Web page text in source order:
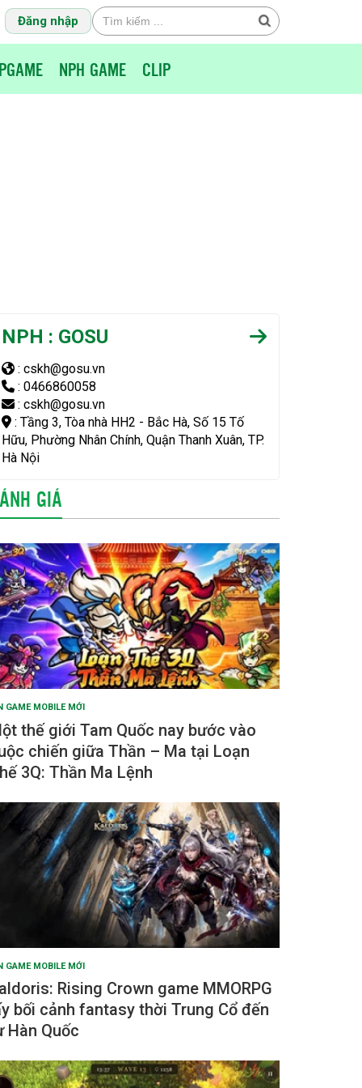
Đăng nhập
NPH GAME CLIP
NPH : GOSU
: cskh@gosu.vn
: 0466860058
: cskh@gosu.vn
: Tầng 3, Tòa nhà HH2 - Bắc Hà, Số 15 Tố
Hữu, Phường Nhân Chính, Quận Thanh Xuân, TP.
Hà Nội
GIÁ
GAME MOBILE MỚI
thế giới Tam Quốc nay bước vào
chiến giữa Thần – Ma tại Loạn
3Q: Thần Ma Lệnh
GAME MOBILE MỚI
Rising Crown game MMORPG
bối cảnh fantasy thời Trung Cổ đến
Hàn Quốc